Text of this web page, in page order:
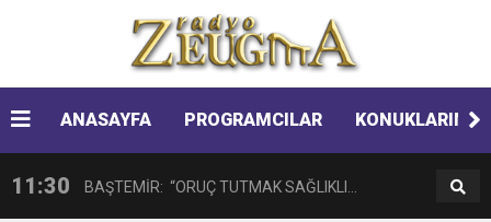
ANASAYFA PROGRAMCILAR KONUKLARIMIZ
Gaziantep FK o yıldızı getiriyor
11:59 GÖĞÜS HASTALIKLARI UZMANINDAN
LİSELİLERE BİLGİLENDİRME
11:30 BAŞTEMİR: “ORUÇ TUTMAK SAĞLIKLI